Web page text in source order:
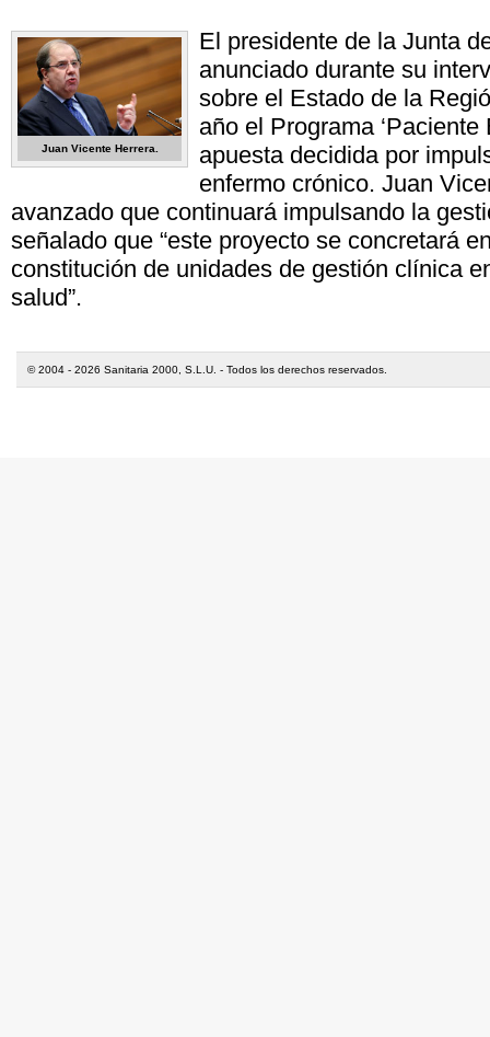
Juan Vicente Herrera.
El presidente de la Junta
anunciado durante su
sobre el Estado de la
año el Programa ‘Paciente
apuesta decidida por
enfermo crónico. Juan
avanzado que continuará impulsando la
señalado que “este proyecto se concretará
constitución de unidades de gestión clínica
salud”.
© 2004 - 2026 Sanitaria 2000, S.L.U. - Todos los derechos reservados.